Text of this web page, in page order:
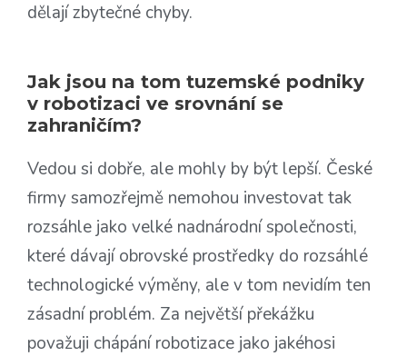
dělají zbytečné chyby.
Jak jsou na tom tuzemské podniky
v robotizaci ve srovnání se
zahraničím?
Vedou si dobře, ale mohly by být lepší. České
firmy samozřejmě nemohou investovat tak
rozsáhle jako velké nadnárodní společnosti,
které dávají obrovské prostředky do rozsáhlé
technologické výměny, ale v tom nevidím ten
zásadní problém. Za největší překážku
považuji chápání robotizace jako jakéhosi